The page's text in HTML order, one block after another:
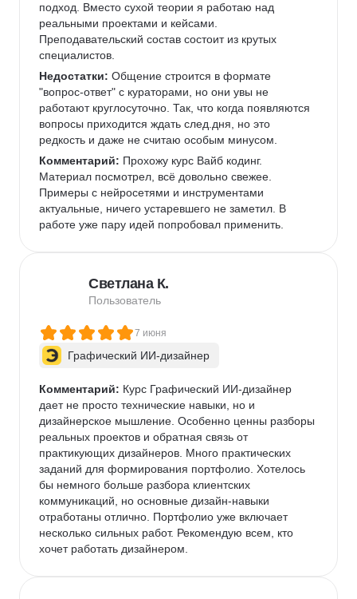
подход. Вместо сухой теории я работаю над
реальными проектами и кейсами.
Преподавательский состав состоит из крутых
специалистов.
Недостатки: Общение строится в формате
"вопрос-ответ" с кураторами, но они увы не
работают круглосуточно. Так, что когда появляются
вопросы приходится ждать след.дня, но это
редкость и даже не считаю особым минусом.
Комментарий: Прохожу курс Вайб кодинг.
Материал посмотрел, всё довольно свежее.
Примеры с нейросетями и инструментами
актуальные, ничего устаревшего не заметил. В
работе уже пару идей попробовал применить.
Светлана К.
Пользователь
7 июня
Графический ИИ-дизайнер
Комментарий: Курс Графический ИИ-дизайнер
дает не просто технические навыки, но и
дизайнерское мышление. Особенно ценны разборы
реальных проектов и обратная связь от
практикующих дизайнеров. Много практических
заданий для формирования портфолио. Хотелось
бы немного больше разбора клиентских
коммуникаций, но основные дизайн-навыки
отработаны отлично. Портфолио уже включает
несколько сильных работ. Рекомендую всем, кто
хочет работать дизайнером.